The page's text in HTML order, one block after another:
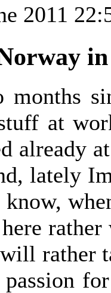
2011
in
at
already
lately
rather
passion